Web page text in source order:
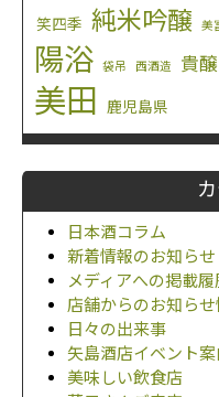
笑四季 純米吟醸 美
陽浴
袋吊 西酒造 貴
美田
鹿児島県
日本酒コラム
新着情報のお知らせ
メディアへの掲載履
店舗からのお知らせ
日々の出来事
矢島酒店イベント
美味しい飲食店